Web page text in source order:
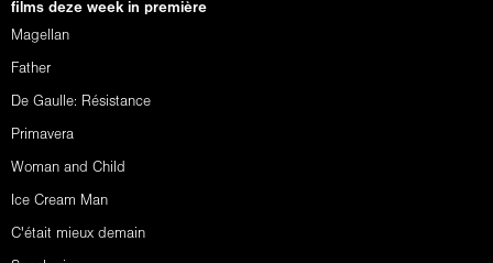
films deze week in première
Magellan
Father
De Gaulle: Résistance
Primavera
Woman and Child
Ice Cream Man
C'était mieux demain